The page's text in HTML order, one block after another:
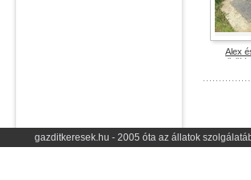
Alex
átlag
gazditkeresek.hu - 2005 óta az állatok